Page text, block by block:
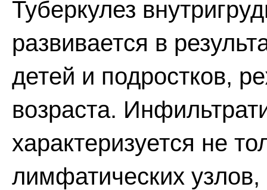
Туберкулез
развивается в
детей и подростков,
возраста.
характеризуется не
лимфатических